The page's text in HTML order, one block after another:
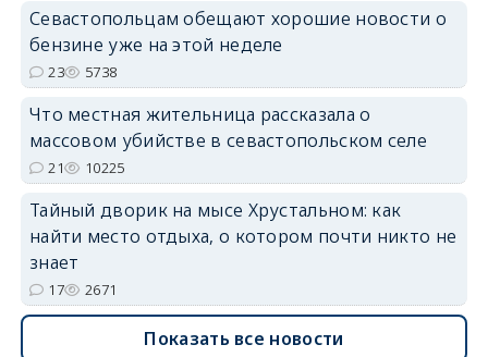
Севастопольцам обещают хорошие новости о
бензине уже на этой неделе
23 5738
Что местная жительница рассказала о
массовом убийстве в севастопольском селе
21 10225
Тайный дворик на мысе Хрустальном: как
найти место отдыха, о котором почти никто не
знает
17 2671
Показать все новости